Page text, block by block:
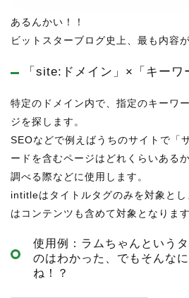
あるんかい！！
ビットスターブログ史上、最も内容
「site:ドメイン」×「キーワ
特定のドメイン内で、指定のキーワ
ジを探します。
SEOなどで例えばうちのサイトで「
ードを含むページはどれくらいあるか
調べる際などに使用します。
intitleはタイトルタグのみを対象とし
はコンテンツも含めて対象となります
使用例：ラムちゃんという
のはわかった、でもそんな
ね！？